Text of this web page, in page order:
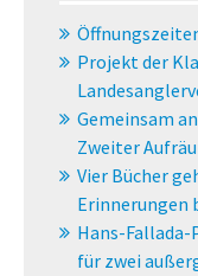
Projekt der
Gemeinsam
Zweiter
Vier Bücher
Erinnerungen
Hans-Fallada-
für zwei